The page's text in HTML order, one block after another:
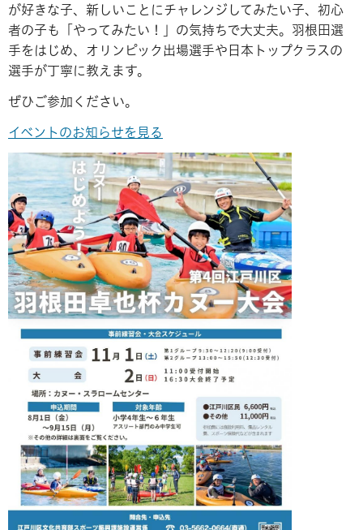
が好きな子、新しいことにチャレンジしてみたい子、初心
者の子も「やってみたい！」の気持ちで大丈夫。羽根田選
手をはじめ、オリンピック出場選手や日本トップクラスの
選手が丁寧に教えます。
ぜひご参加ください。
イベントのお知らせを見る